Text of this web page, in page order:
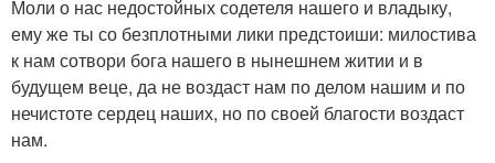
Моли о нас недостойных содетеля нашего и владыку,
ему же ты со безплотными лики предстоиши: милостива
к нам сотвори бога нашего в нынешнем житии и в
будущем веце, да не воздаст нам по делом нашим и по
нечистоте сердец наших, но по своей благости воздаст
нам.